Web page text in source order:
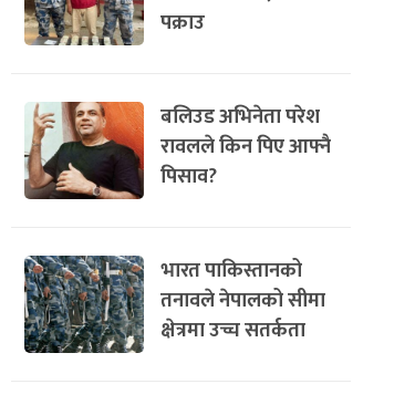
पक्राउ
बलिउड अभिनेता परेश
रावलले किन पिए आफ्नै
पिसाव?
भारत पाकिस्तानको
तनावले नेपालको सीमा
क्षेत्रमा उच्च सतर्कता